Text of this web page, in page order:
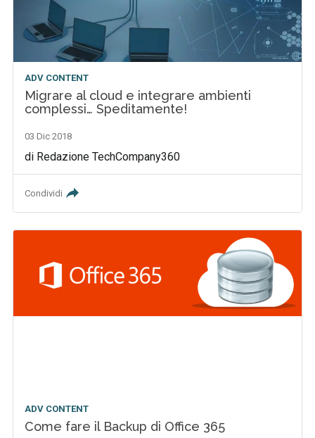
ADV CONTENT
Migrare al cloud e integrare ambienti
complessi… Speditamente!
03 Dic 2018
di Redazione TechCompany360
Condividi
ADV CONTENT
Come fare il Backup di Office 365